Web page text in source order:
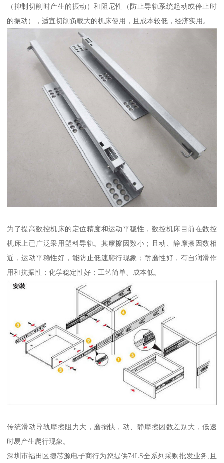
（抑制切削时产生的振动）和阻尼性（防止导轨系统起动或停止时
的振动），适宜切削负载大的机床使用，且成本较低，经济实用。
为了提高数控机床的定位精度和运动平稳性，数控机床目前在数控
机床上已广泛采用塑料导轨。其摩擦因数小；且动、静摩擦因数相
近，运动平稳性好，能防止低速爬行现象；耐磨性好，有自润滑作
用和抗振性；化学稳定性好；工艺简单、成本低。
传统滑动导轨摩擦阻力大，磨损快，动、静摩擦因数差别大，低速
时易产生爬行现象。
深圳市福田区捷芯源电子商行为您提供74LS全系列采购批发业务,且